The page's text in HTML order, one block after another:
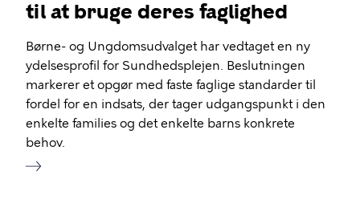
til at bruge deres faglighed
Børne- og Ungdomsudvalget har vedtaget en ny
ydelsesprofil for Sundhedsplejen. Beslutningen
markerer et opgør med faste faglige standarder til
fordel for en indsats, der tager udgangspunkt i den
enkelte families og det enkelte barns konkrete
behov.